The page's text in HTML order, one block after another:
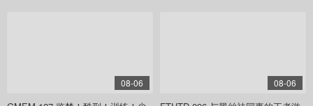
08-06 08-06